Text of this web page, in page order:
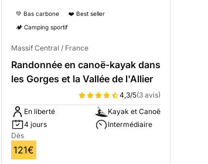
💚 Bas carbone
❤️ Best seller
🏕️ Camping sportif
Massif Central / France
Randonnée en canoë-kayak dans
les Gorges et la Vallée de l'Allier
4,3/5(3 avis)
En liberté
4 jours
Kayak et Canoë
Intermédiaire
Dès
121€